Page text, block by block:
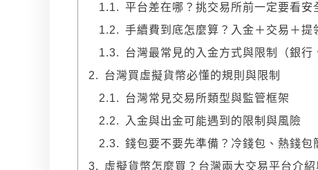
平台差在哪？挑交易所前一定要看安
手續費到底怎麼算？入金＋交易＋提
台灣最常見的入金方式與限制（銀行
台灣買虛擬貨幣必懂的規則與限制
台灣常見交易所類型與監管框架
入金與出金可能遇到的限制與風險
錢包要不要先準備？冷錢包、熱錢包
虛擬貨幣怎麼買？台灣兩大交易平台介紹